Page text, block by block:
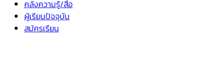
คลังความรู้/สื่อ
ผู้เรียนปัจจุบัน
สมัครเรียน